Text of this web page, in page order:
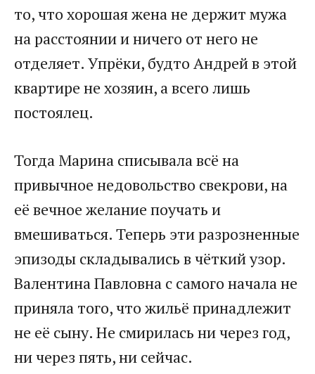
то, что хорошая жена не держит мужа
на расстоянии и ничего от него не
отделяет. Упрёки, будто Андрей в этой
квартире не хозяин, а всего лишь
постоялец.
Тогда Марина списывала всё на
привычное недовольство свекрови, на
её вечное желание поучать и
вмешиваться. Теперь эти разрозненные
эпизоды складывались в чёткий узор.
Валентина Павловна с самого начала не
приняла того, что жильё принадлежит
не её сыну. Не смирилась ни через год,
ни через пять, ни сейчас.